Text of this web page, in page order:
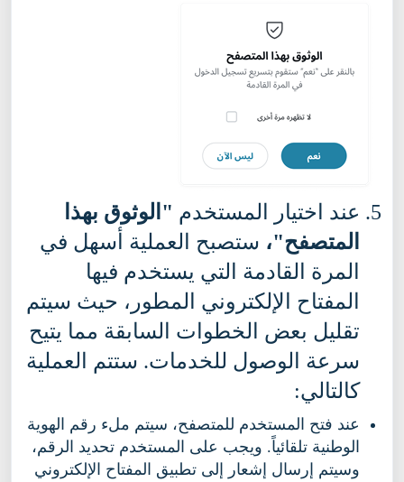
عند اختيار المستخدم "الوثوق بهذا
المتصفح"، ستصبح العملية أسهل في
المرة القادمة التي يستخدم فيها
المفتاح الإلكتروني المطور، حيث سيتم
تقليل بعض الخطوات السابقة مما يتيح
سرعة الوصول للخدمات. ستتم العملية
كالتالي:
عند فتح المستخدم للمتصفح، سيتم ملء رقم الهوية
الوطنية تلقائياً. ويجب على المستخدم تحديد الرقم،
وسيتم إرسال إشعار إلى تطبيق المفتاح الإلكتروني